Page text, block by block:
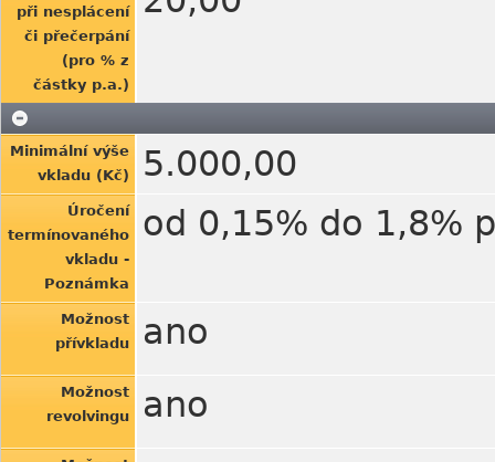
při nesplácení
či přečerpání
(pro % z
částky p.a.)
Minimální výše
vkladu (Kč)
5.000,00
Úročení
termínovaného
vkladu -
Poznámka
od 0,15% do 1,8%
Možnost
přívkladu
ano
Možnost
revolvingu
ano